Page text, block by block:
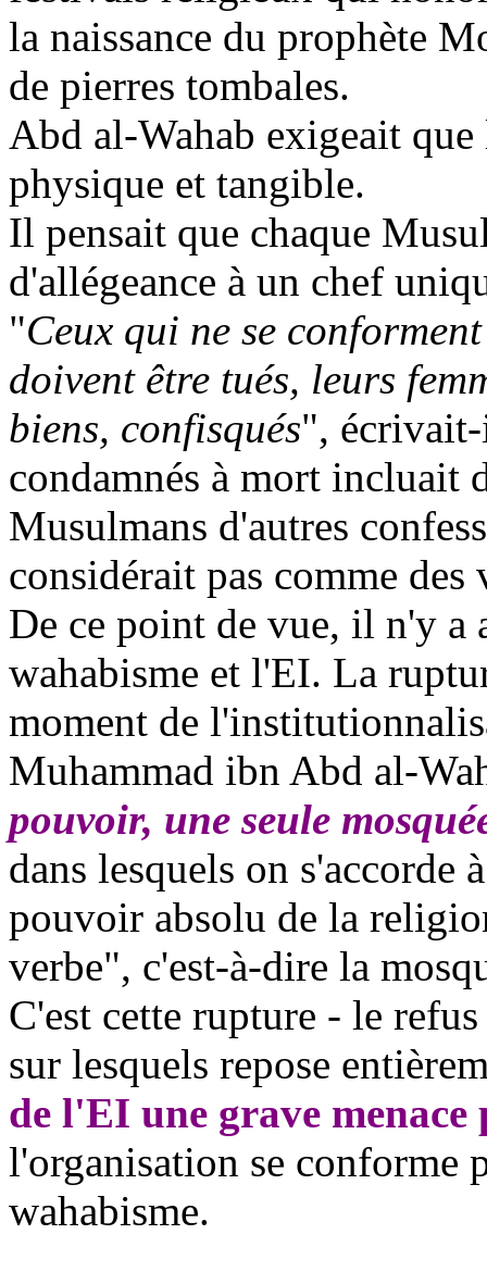
la naissance du prophète
de pierres tombales.
Abd al-Wahab exigeait
physique et tangible.
Il pensait que chaque
d'allégeance à un chef
"Ceux qui ne se
doivent être tués, leurs
biens, confisqués",
condamnés à mort incluait
Musulmans d'autres
considérait pas comme des
De ce point de vue, il n'y a
wahabisme et l'EI. La
moment de
Muhammad ibn Abd al-
pouvoir, une seule
dans lesquels on
pouvoir absolu de la
verbe", c'est-à-dire la
C'est cette rupture - le
sur lesquels repose
de l'EI une grave
l'organisation se conforme
wahabisme.